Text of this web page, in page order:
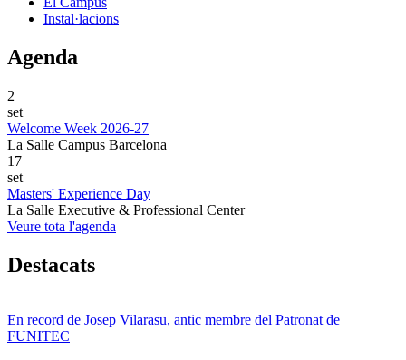
Instal·lacions
Agenda
2
set
Welcome Week 2026-27
La Salle Campus Barcelona
17
set
Masters' Experience Day
La Salle Executive & Professional Center
Veure tota l'agenda
Destacats
En record de Josep Vilarasu, antic membre del Patronat de
FUNITEC